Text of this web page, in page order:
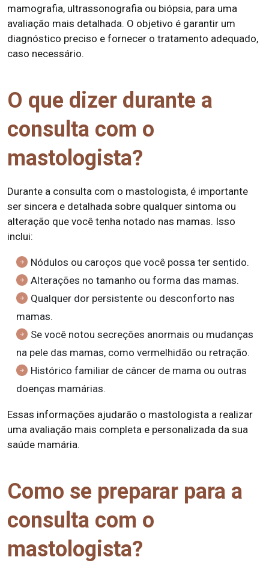
mamografia, ultrassonografia ou biópsia, para uma
avaliação mais detalhada. O objetivo é garantir um
diagnóstico preciso e fornecer o tratamento adequado,
caso necessário.
O que dizer durante a
consulta com o
mastologista?
Durante a consulta com o mastologista, é importante
ser sincera e detalhada sobre qualquer sintoma ou
alteração que você tenha notado nas mamas. Isso
inclui:
Nódulos ou caroços que você possa ter sentido.
Alterações no tamanho ou forma das mamas.
Qualquer dor persistente ou desconforto nas
mamas.
Se você notou secreções anormais ou mudanças
na pele das mamas, como vermelhidão ou retração.
Histórico familiar de câncer de mama ou outras
doenças mamárias.
Essas informações ajudarão o mastologista a realizar
uma avaliação mais completa e personalizada da sua
saúde mamária.
Como se preparar para a
consulta com o
mastologista?